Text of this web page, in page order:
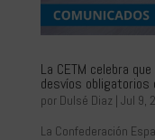
La CETM celebra
desvíos obligatorios
por Dulsé Diaz | Jul 9,
La Confederación